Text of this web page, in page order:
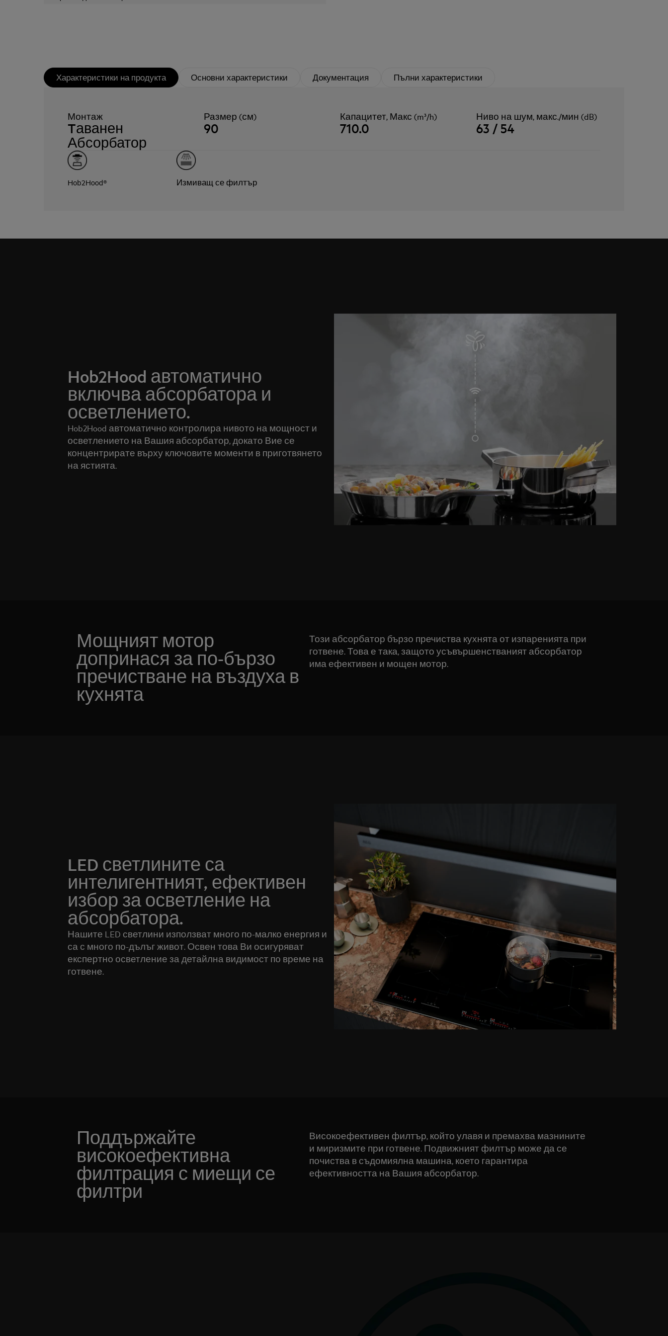
Характеристики на продукта Основни характеристики Документация Пълни характеристики
Монтаж
Tаванен
Абсорбатор
Размер (см)
90
Капацитет, Макс (m³/h)
710.0
Ниво на шум, макс./мин (dB)
63 / 54
Hob2Hood® Измиващ се филтър
Hob2Hood автоматично
включва абсорбатора и
осветлението.
Hob2Hood автоматично контролира нивото на мощност и
осветлението на Вашия абсорбатор, докато Вие се
концентрирате върху ключовите моменти в приготвянето
на ястията.
Мощният мотор
допринася за по-бързо
пречистване на въздуха в
кухнята
Този абсорбатор бързо пречиства кухнята от изпаренията при
готвене. Това е така, защото усъвършенстваният абсорбатор
има ефективен и мощен мотор.
LED светлините са
интелигентният, ефективен
избор за осветление на
абсорбатора.
Нашите LED светлини използват много по-малко енергия и
са с много по-дълъг живот. Освен това Ви осигуряват
експертно осветление за детайлна видимост по време на
готвене.
Поддържайте
високоефективна
филтрация с миещи се
филтри
Високоефективен филтър, който улавя и премахва мазнините
и миризмите при готвене. Подвижният филтър може да се
почиства в съдомиялна машина, което гарантира
ефективността на Вашия абсорбатор.